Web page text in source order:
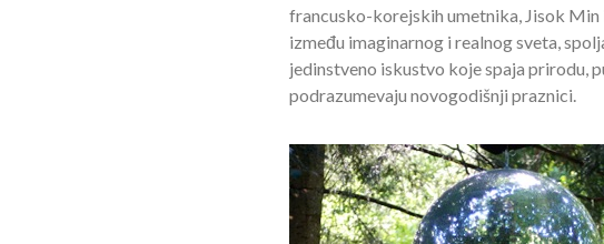
francusko-korejskih umetnika, Jisok Min
između imaginarnog i realnog sveta,
jedinstveno iskustvo koje spaja prirodu,
podrazumevaju novogodišnji praznici.